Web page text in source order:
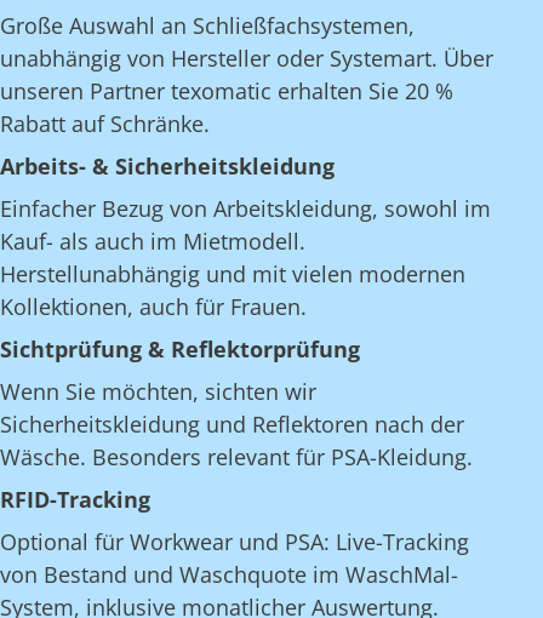
Große Auswahl an Schließfachsystemen,
unabhängig von Hersteller oder Systemart. Über
unseren Partner texomatic erhalten Sie 20 %
Rabatt auf Schränke.
Arbeits- & Sicherheitskleidung
Einfacher Bezug von Arbeitskleidung, sowohl im
Kauf- als auch im Mietmodell.
Herstellunabhängig und mit vielen modernen
Kollektionen, auch für Frauen.
Sichtprüfung & Reflektorprüfung
Wenn Sie möchten, sichten wir
Sicherheitskleidung und Reflektoren nach der
Wäsche. Besonders relevant für PSA-Kleidung.
RFID-Tracking
Optional für Workwear und PSA: Live-Tracking
von Bestand und Waschquote im WaschMal-
System, inklusive monatlicher Auswertung.